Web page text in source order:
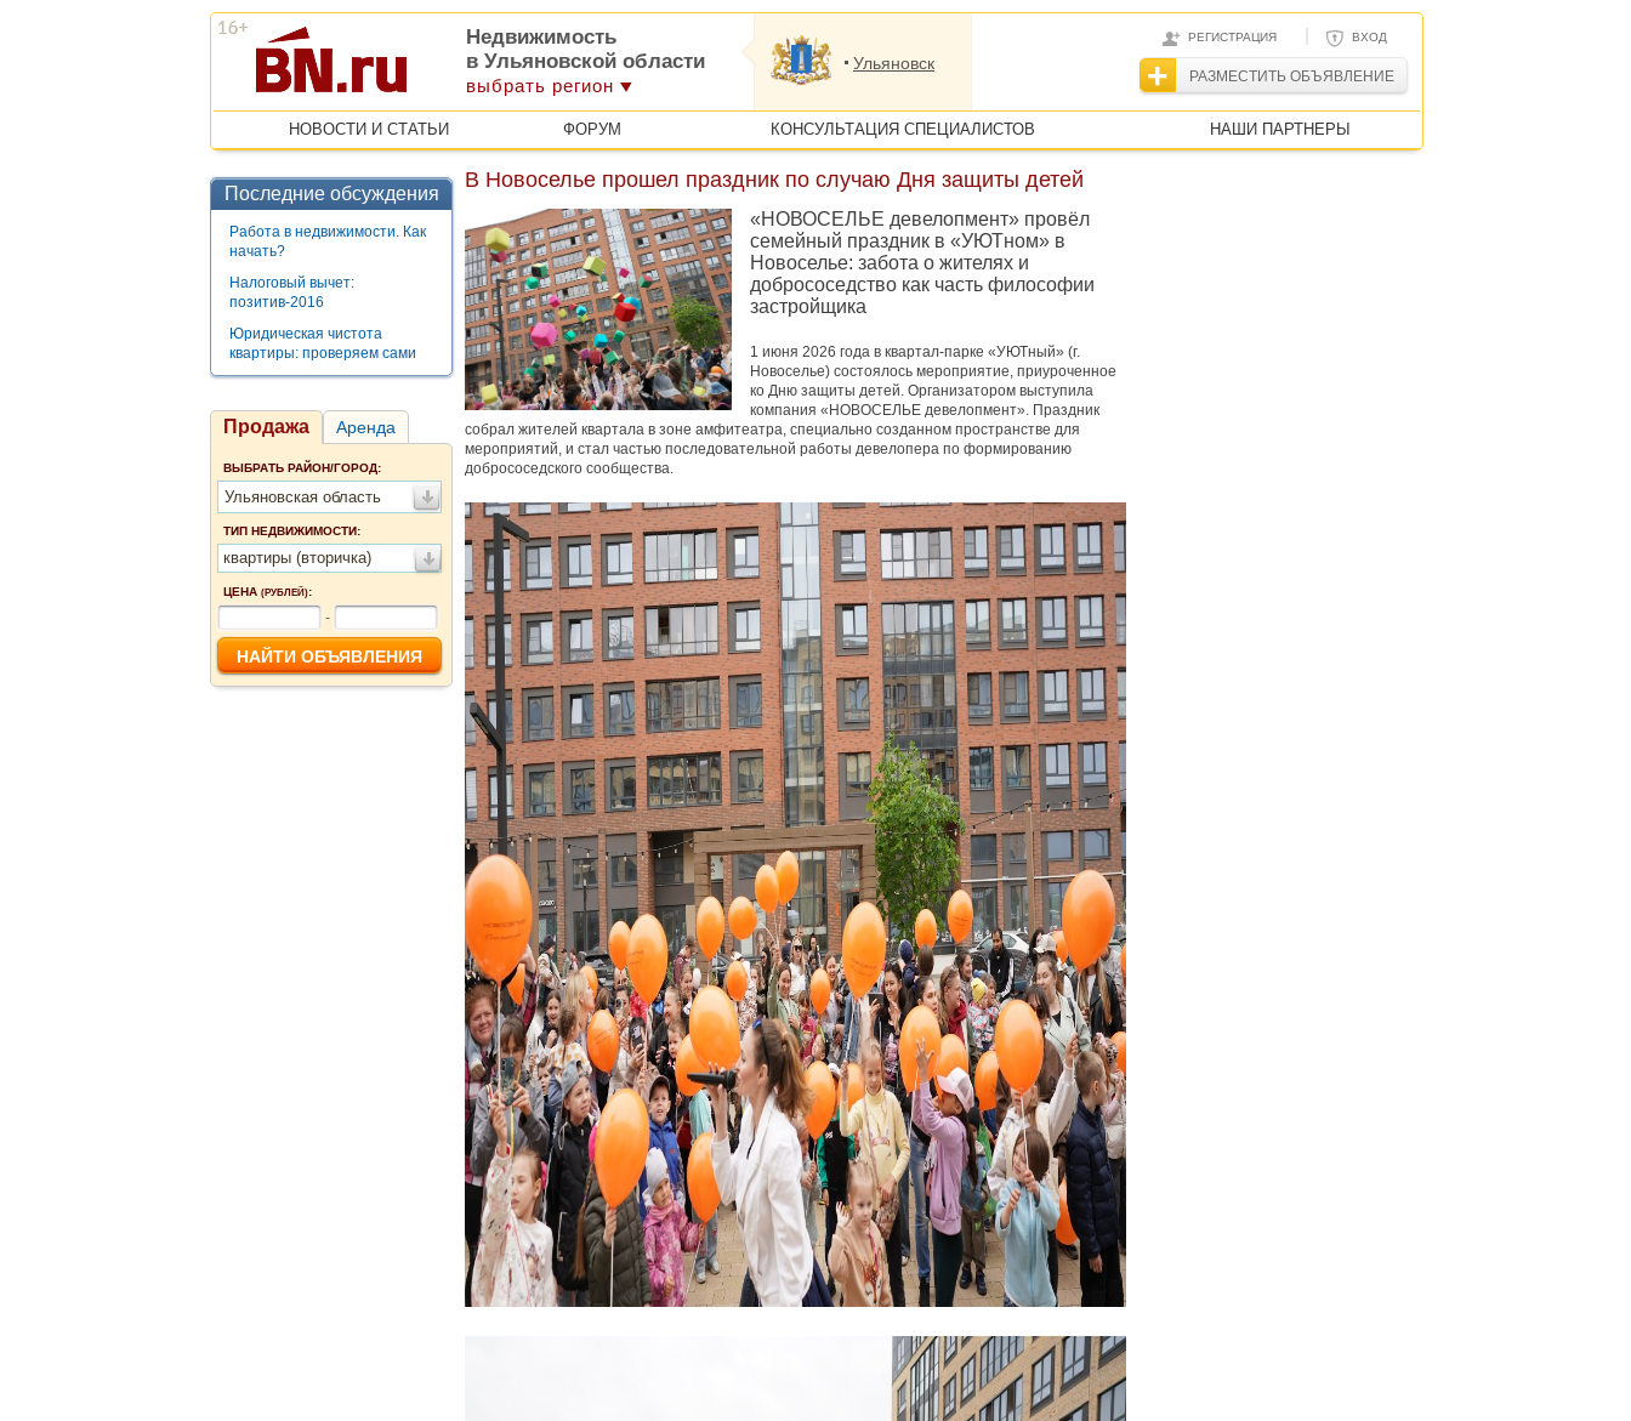
РЕГИСТРАЦИЯ | ВХОД
РАЗМЕСТИТЬ ОБЪЯВЛЕНИЕ
Недвижимость
в Ульяновской области
выбрать регион
Ульяновск
НОВОСТИ И СТАТЬИ ФОРУМ КОНСУЛЬТАЦИЯ СПЕЦИАЛИСТОВ НАШИ ПАРТНЕРЫ
Последние обсуждения
Работа в недвижимости. Как
начать?
Налоговый вычет:
позитив-2016
Юридическая чистота
квартиры: проверяем сами
Продажа Аренда
ВЫБРАТЬ РАЙОН/ГОРОД:
Ульяновская область
ТИП НЕДВИЖИМОСТИ:
квартиры (вторичка)
ЦЕНА (РУБЛЕЙ):
-
В Новоселье прошел праздник по случаю Дня защиты детей
«НОВОСЕЛЬЕ девелопмент» провёл
семейный праздник в «УЮТном» в
Новоселье: забота о жителях и
добрососедство как часть философии
застройщика
1 июня 2026 года в квартал-парке «УЮТный» (г.
Новоселье) состоялось мероприятие, приуроченное
ко Дню защиты детей. Организатором выступила
компания «НОВОСЕЛЬЕ девелопмент». Праздник
собрал жителей квартала в зоне амфитеатра, специально созданном пространстве для
мероприятий, и стал частью последовательной работы девелопера по формированию
добрососедского сообщества.